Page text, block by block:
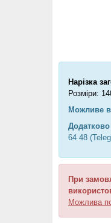
Нарізка
Розміри:
Можливе
64 48
При
Можлива